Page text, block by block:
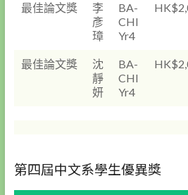
最佳論文獎
李
彥
璋
BA-
CHI
Yr4
最佳論文獎
沈
靜
妍
BA-
CHI
Yr4
第四屆中文系學生優異獎